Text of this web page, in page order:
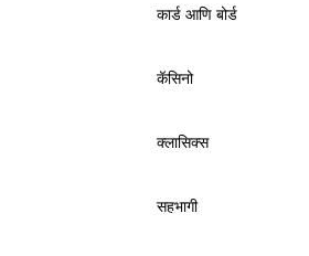
कार्ड आणि बोर्ड
कॅसिनो
क्लासिक्स
सहभागी